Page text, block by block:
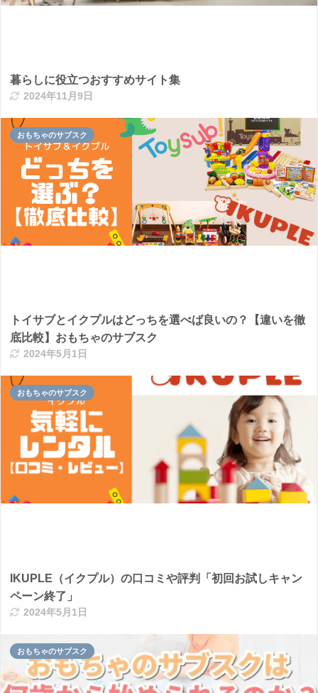
暮らしに役立つおすすめサイト集
2024年11月9日
トイサブとイクプルはどっちを選べば良いの？【違いを徹
底比較】おもちゃのサブスク
2024年5月1日
おもちゃのサブスク
IKUPLE（イクプル）の口コミや評判「初回お試しキャン
ペーン終了」
2024年5月1日
おもちゃのサブスク
おもちゃのサブスク